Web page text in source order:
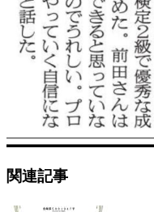
関連記事